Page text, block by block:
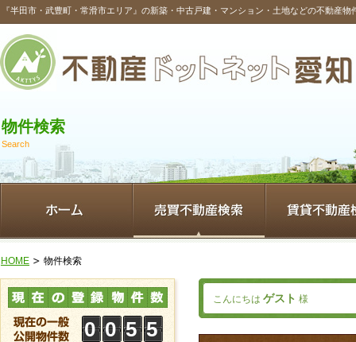
『半田市・武豊町・常滑市エリア』の新築・中古戸建・マンション・土地などの不動産物
物件検索
Search
HOME 物件検索
こんにちは ゲスト 様
5
5
0
0